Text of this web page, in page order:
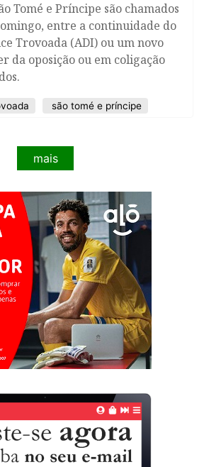
Tomé e Príncipe são chamados
entre a continuidade do
Trovoada (ADI) ou um novo
da oposição ou em coligação
são tomé e príncipe
mais